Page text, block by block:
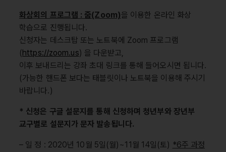
화상회의 프로그램 : 줌(Zoom)을 이용한 온라인 화상
학습으로 진행됩니다.
신청자는 데스크탑 또는 노트북에 Zoom 프로그램
(https://zoom.us) 을 다운받고,
이후 보내드리는 강좌 초대 링크를 통해 들어오시면 됩니다.
(가능한 핸드폰 보다는 태블릿이나 노트북을 이용해 주시기
바랍니다.)
* 신청은 구글 설문지를 통해 신청하며 청년부와 장년부
교구별로 설문지가 문자 발송됩니다.
– 일 정 : 2020년 10월 5일(월)~11월 14일(토) *6주 과정